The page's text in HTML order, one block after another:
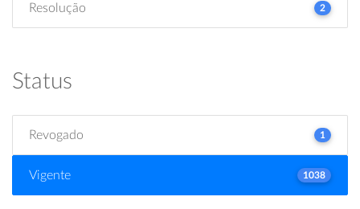
Resolução 2
Status
Revogado 1
Vigente 1038